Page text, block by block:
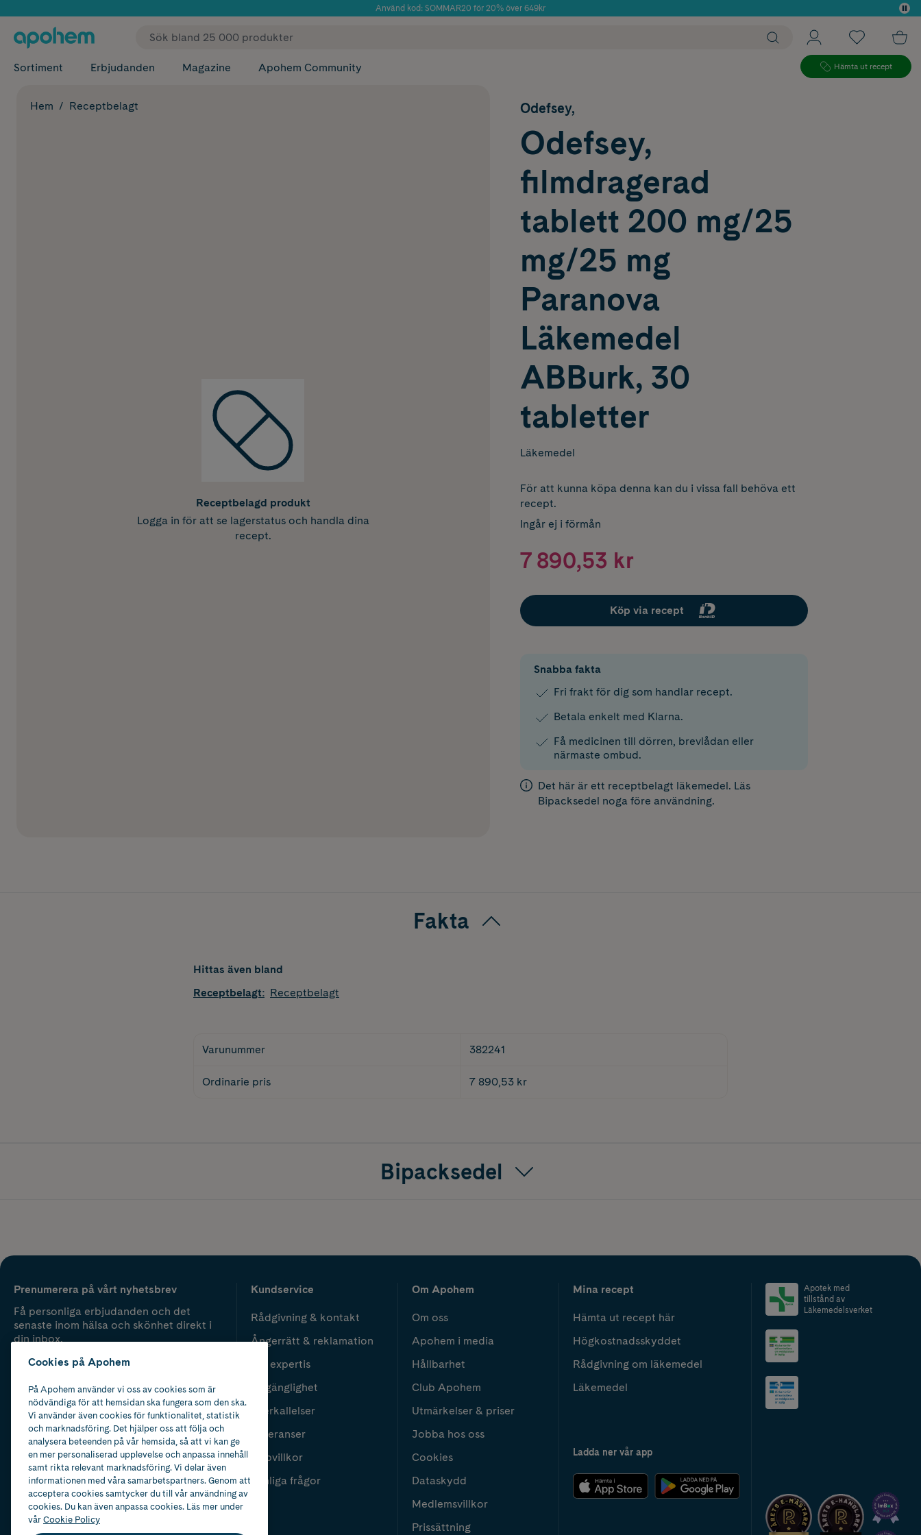
Använd kod: SOMMAR20 för 20% över 649kr
✓ Fri frakt
Sortiment Erbjudanden Magazine Apohem Community Hämta ut recept
Hem Receptbelagt
Receptbelagd produkt
Logga in för att se lagerstatus och handla dina
recept.
Odefsey,
Odefsey,
filmdragerad
tablett 200 mg/25
mg/25 mg
Paranova
Läkemedel
ABBurk, 30
tabletter
Läkemedel
För att kunna köpa denna kan du i vissa fall behöva ett
recept.
Ingår ej i förmån
7 890,53 kr
Köp via recept
Snabba fakta
Fri frakt för dig som handlar recept.
Betala enkelt med Klarna.
Få medicinen till dörren, brevlådan eller
närmaste ombud.
Det här är ett receptbelagt läkemedel. Läs
Bipacksedel noga före användning.
Fakta
Hittas även bland
Receptbelagt: Receptbelagt
Varunummer 382241
Ordinarie pris 7 890,53 kr
Bipacksedel
Prenumerera på vårt nyhetsbrev
Få personliga erbjudanden och det
senaste inom hälsa och skönhet direkt i
din inbox.
Kundservice
Rådgivning & kontakt
Ångerrätt & reklamation
Vår expertis
Tillgänglighet
Återkallelser
Leveranser
Köpvillkor
Vanliga frågor
Om Apohem
Om oss
Apohem i media
Hållbarhet
Club Apohem
Utmärkelser & priser
Jobba hos oss
Cookies
Dataskydd
Medlemsvillkor
Prissättning
Mina recept
Hämta ut recept här
Högkostnadsskyddet
Rådgivning om läkemedel
Läkemedel
Ladda ner vår app
Apotek med
tillstånd av
Läkemedelsverket
Cookies på Apohem
På Apohem använder vi oss av cookies som är
nödvändiga för att hemsidan ska fungera som den ska.
Vi använder även cookies för funktionalitet, statistik
och marknadsföring. Det hjälper oss att följa och
analysera beteenden på vår hemsida, så att vi kan ge
en mer personaliserad upplevelse och anpassa innehåll
samt rikta relevant marknadsföring. Vi delar även
informationen med våra samarbetspartners. Genom att
acceptera cookies samtycker du till vår användning av
cookies. Du kan även anpassa cookies. Läs mer under
vårCookie Policy